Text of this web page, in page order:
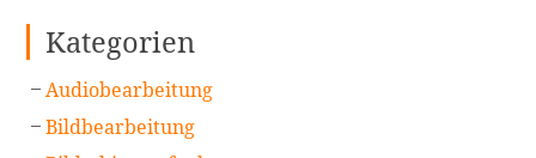
Kategorien
Audiobearbeitung
Bildbearbeitung